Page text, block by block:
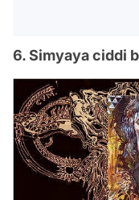
6. Simyaya ciddi